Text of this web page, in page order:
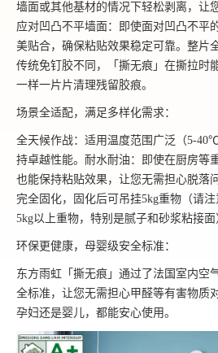
墙面或其他基材的情况下轻松剥离，让
应对凹凸不平墙面：即使面对凹凸不平
美贴合，确保粘贴效果稳定可靠。整片
传统免钉胶不同，「撕无痕」在撕拉时
一样一片片清理残留胶痕。
场景全适配，满足多样化需求：
全天候作战：适用温度范围广泛（5-
持卓越性能。耐水耐油：即使在厨房等
也能保持粘贴效果，让您无需担心脱落
完全固化，固化后可吊挂5kg重物（请
5kg以上重物，特别是腻子和砂浆粘接面
环保更健康，母婴级安全标准：
东方雨虹「撕无痕」通过了法国室内空
全标准，让您无需担心甲醛等有害物质
孕妇还是婴儿，都能安心使用。